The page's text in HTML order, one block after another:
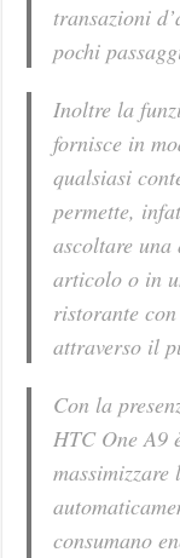
transazioni
pochi
Inoltre la
fornisce in
qualsiasi
permette,
ascoltare una
articolo o in
ristorante
attraverso il
Con la
HTC One A9
consumano